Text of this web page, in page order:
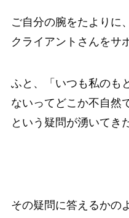
ご自分の腕をたよりに
クライアントさんをサ
ふと、「いつも私のも
ないってどこか不自然
という疑問が湧いてき
その疑問に答えるかの